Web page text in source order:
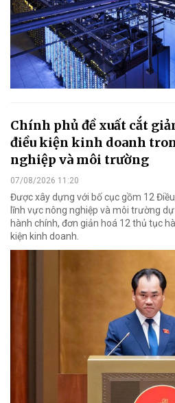
Chính phủ đề xuất cắt
điều kiện kinh doanh
nghiệp và môi trường
07/08/2026 11:20
Được xây dựng với bố cục gồm 12
lĩnh vực nông nghiệp và môi trường
hành chính, đơn giản hoá 12 thủ tục
kiện kinh doanh.